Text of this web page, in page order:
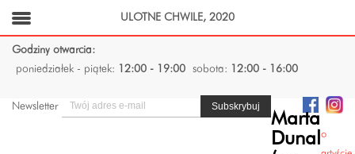
Godziny otwarcia:
poniedziałek - piątek:
12:00 - 19:00 sobota: 12:00 - 16:00
Newsletter
Marta
Dunalo
ULOTNE CHWILE, 2020